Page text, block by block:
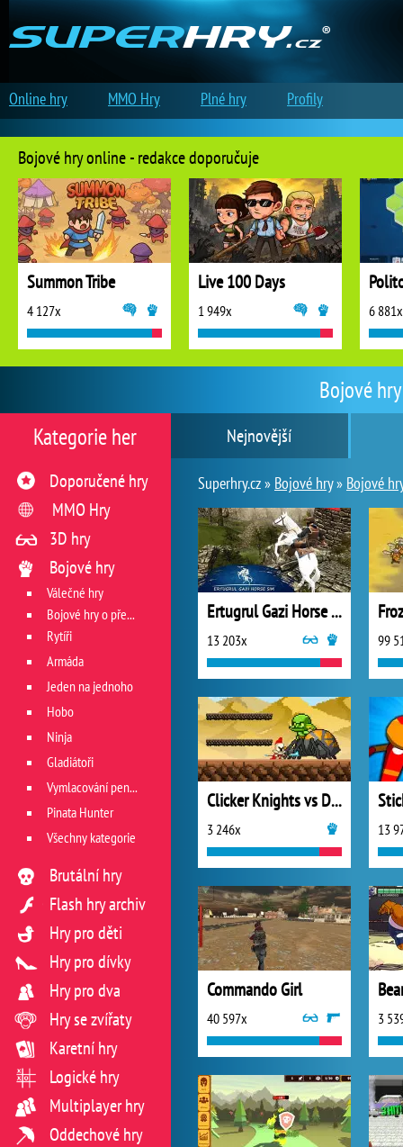
Bojové
Nejnovější
Superhry.cz » Bojové hry» Bojové
Ertugrul Gazi Horse Sim
13 203x 99
Clicker Knights vs Dragons
3 246x 13
Commando Girl
40 597x 3
Kategorie her
Doporučené hry
MMO Hry
3D hry
Bojové hry
Válečné hry
Bojové hry o přežití
Rytíři
Armáda
Jeden na jednoho
Hobo
Ninja
Gladiátoři
Vymlacování peněz
Pinata Hunter
Všechny kategorie
Brutální hry
Flash hry archiv
Hry pro děti
Hry pro dívky
Hry pro dva
Hry se zvířaty
Karetní hry
Logické hry
Multiplayer hry
Oddechové hry
Bojové hry online - redakce doporučuje
Summon Tribe
4 127x
Live 100 Days
1 949x 6 881x
Online hry MMO Hry Plné hry Profily